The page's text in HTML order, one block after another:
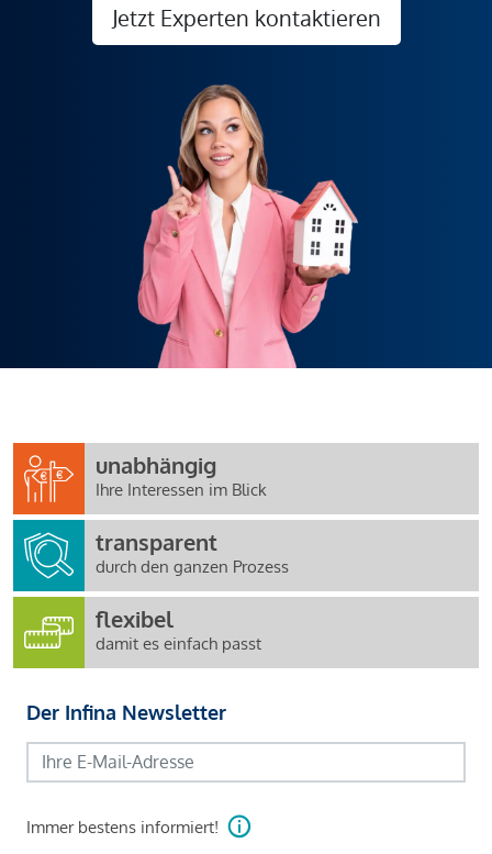
Jetzt Experten kontaktieren
unabhängig
Ihre Interessen im Blick
transparent
durch den ganzen Prozess
flexibel
damit es einfach passt
Der Infina Newsletter
Immer bestens informiert!